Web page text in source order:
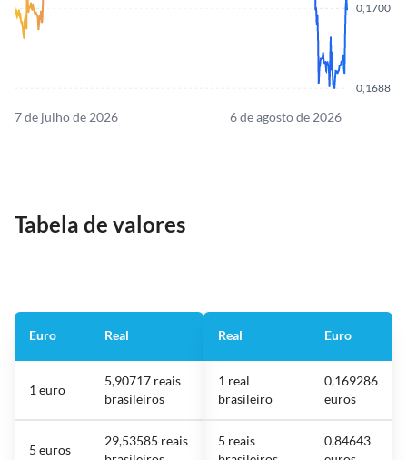
0,1688
0,1700
7 de julho de 2026 6 de agosto de 2026
Tabela de valores
Euro Real
1 euro
5,90717 reais
brasileiros
5 euros
29,53585 reais
Real Euro
1 real
brasileiro
0,169286
euros
5 reais
0,84643